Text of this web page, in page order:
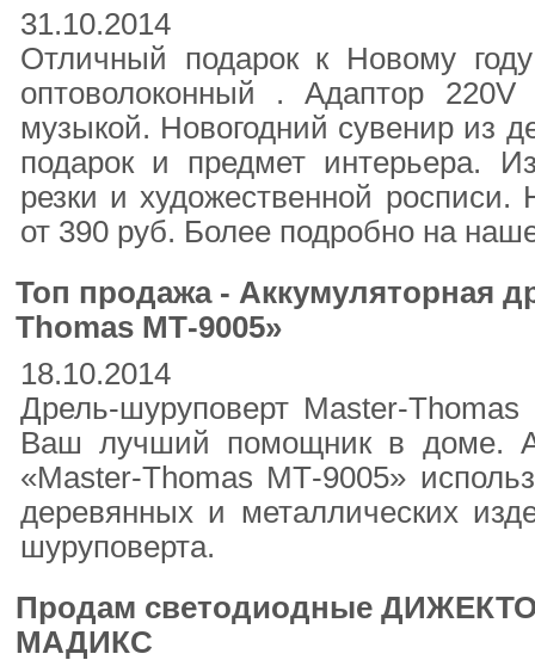
31.10.2014
Отличный подарок к Новому
оптоволоконный . Адаптор
музыкой. Новогодний сувенир из
подарок и предмет интерьера.
резки и художественной
от 390 руб. Более подробно на
Топ продажа - Аккумуляторная
Thomas МТ-9005»
18.10.2014
Дрель-шуруповерт Master-
Ваш лучший помощник в доме.
«Master-Thomas МТ-9005»
деревянных и металлических
шуруповерта.
Продам светодиодные
МАДИКС